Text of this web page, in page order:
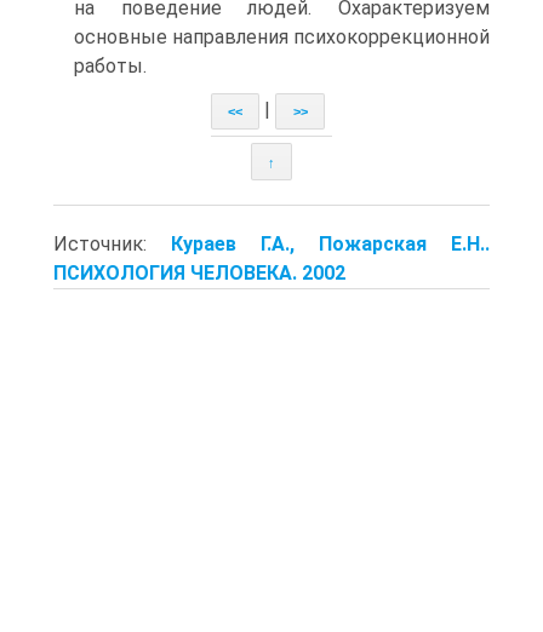
на поведение людей. Охарактеризуем
основные направления психокоррекционной
работы.
<< >>
↑
Источник: Кураев Г.А., Пожарская Е.Н..
ПСИХОЛОГИЯ ЧЕЛОВЕКА. 2002